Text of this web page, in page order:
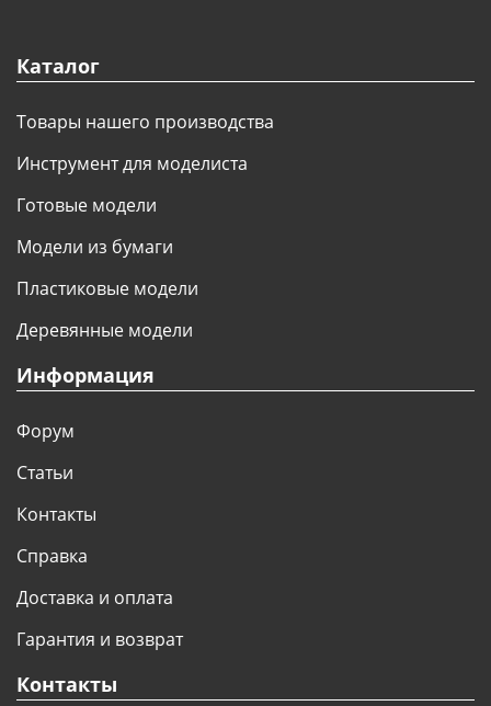
Каталог
Товары нашего производства
Инструмент для моделиста
Готовые модели
Модели из бумаги
Пластиковые модели
Деревянные модели
Информация
Форум
Статьи
Контакты
Справка
Доставка и оплата
Гарантия и возврат
Контакты